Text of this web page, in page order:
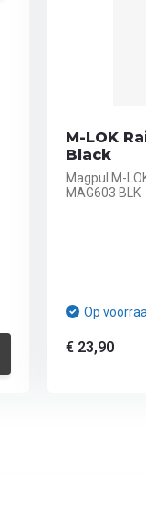
M-LOK
Black
Magpul M-
MAG603 BLK
Op
€ 23,90